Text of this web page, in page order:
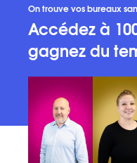
On trouve vos bureaux
Accédez à
gagnez du